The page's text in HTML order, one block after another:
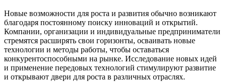
Новые возможности для роста и развития обычно возникают
благодаря постоянному поиску инноваций и открытий.
Компании, организации и индивидуальные предприниматели
стремятся расширять свои горизонты, осваивать новые
технологии и методы работы, чтобы оставаться
конкурентоспособными на рынке. Исследование новых идей
и применение передовых технологий стимулируют развитие
и открывают двери для роста в различных отраслях.